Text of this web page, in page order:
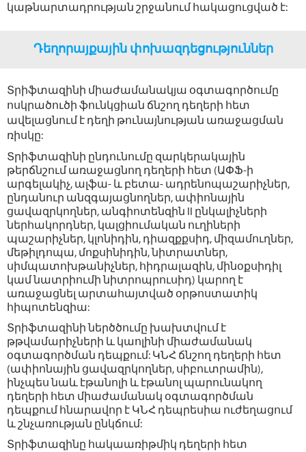
կաթնարտադրության շրջանում հակացուցված է:
Դեղորայքային փոխազդեցություններ
Տրիֆտազինի միաժամանակյա օգտագործումը
ոսկրածուծի ֆունկցիան ճնշող դեղերի հետ
ավելացնում է դեղի թունայնության առաջացման
ռիսկը:
Տրիֆտազինի ընդունումը զարկերակային
թերճնշում առաջացնող դեղերի հետ (ԱՓՖ-ի
արգելակիչ, ալֆա- և բետա- ադրենոպաշարիչներ,
ընդանուր անզգայացնողներ, ափիոնային
ցավազրկողներ, անգիոտենզին II ընկալիչների
ներհակորդներ, կալցիումական ուղիների
պաշարիչներ, կլոնիդին, դիազքքսիդ, միզամուղներ,
մեթիլդոպա, մոքսինիդին, նիտրատներ,
սիմպատոխթանիչներ, հիդրալազին, մինօքսիդիլ
կամ նատրիումի նիտրոպրուսիդ) կարող է
առաջացնել արտահայտված օրթոստատիկ
հիպոտենզիա:
Տրիֆտազինի ներծծումը խախտվում է
թթվամարիչների և կաոլինի միաժամանակ
օգտագործման դեպքում: ԿՆՀ ճնշող դեղերի հետ
(ափիոնային ցավազրկողներ, սիբուտրամին),
ինչպես նաև էթանոլի և էթանոլ պարունակող
դեղերի հետ միաժամանակ օգտագործման
դեպքում հնարավոր է ԿՆՀ դեպրեսիա ուժեղացում
և շնչառության ընկճում:
Տրիֆտազինը հակաառիթմիկ դեղերի հետ